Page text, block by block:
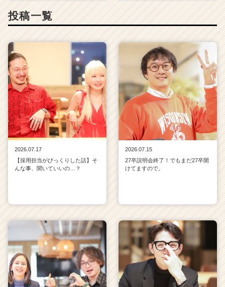
投稿一覧
2026.07.17
【採用担当がびっくりした話】そ
んな事、聞いていいの…？
2026.07.15
27卒説明会終了！でもまだ27卒開
けてますので。